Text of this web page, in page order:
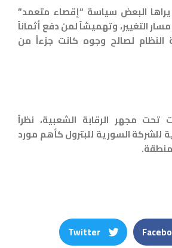
يراها البعض سياسة “إقصاء متعمد”
التغيير، وتهميشاً لمن دفع أثماناً
لصالح وجوه كانت جزءاً من
تحت مجهر الرقابة الشعبية، نظراً
للشركة السورية للبترول كأهم مورد
Twitter